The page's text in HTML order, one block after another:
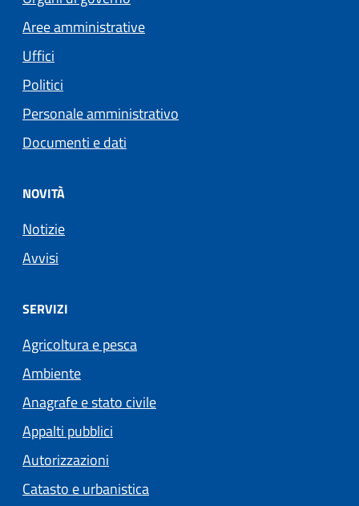
Aree amministrative
Uffici
Politici
Personale amministrativo
Documenti e dati
NOVITÀ
Notizie
Avvisi
SERVIZI
Agricoltura e pesca
Ambiente
Anagrafe e stato civile
Appalti pubblici
Autorizzazioni
Catasto e urbanistica